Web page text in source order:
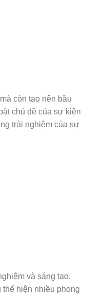
còn tạo nên bầu
chủ đề của sự kiện
trải nghiệm của sự
và sáng tạo.
hiện nhiều phong